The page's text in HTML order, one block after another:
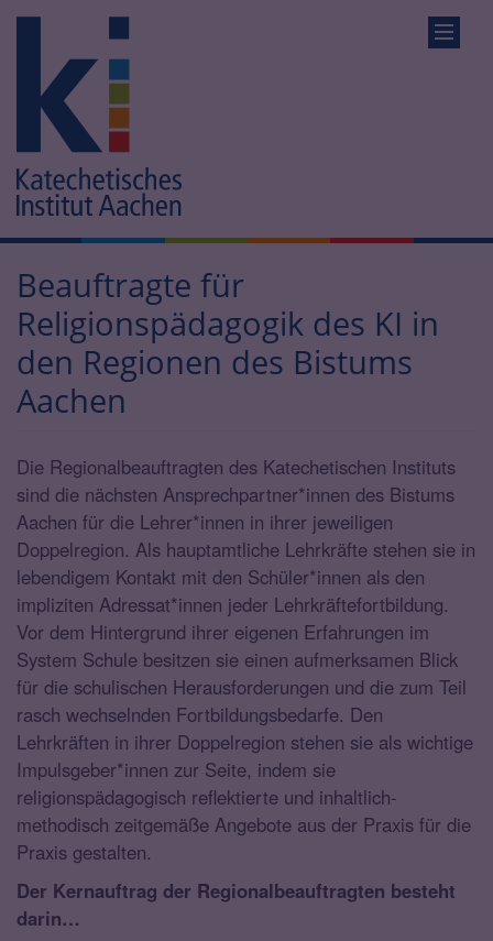
Beauftragte für
Religionspädagogik des KI in
den Regionen des Bistums
Aachen
Die Regionalbeauftragten des Katechetischen Instituts
sind die nächsten Ansprechpartner*innen des Bistums
Aachen für die Lehrer*innen in ihrer jeweiligen
Doppelregion. Als hauptamtliche Lehrkräfte stehen sie in
lebendigem Kontakt mit den Schüler*innen als den
impliziten Adressat*innen jeder Lehrkräftefortbildung.
Vor dem Hintergrund ihrer eigenen Erfahrungen im
System Schule besitzen sie einen aufmerksamen Blick
für die schulischen Herausforderungen und die zum Teil
rasch wechselnden Fortbildungsbedarfe. Den
Lehrkräften in ihrer Doppelregion stehen sie als wichtige
Impulsgeber*innen zur Seite, indem sie
religionspädagogisch reflektierte und inhaltlich-
methodisch zeitgemäße Angebote aus der Praxis für die
Praxis gestalten.
Der Kernauftrag der Regionalbeauftragten besteht
darin…